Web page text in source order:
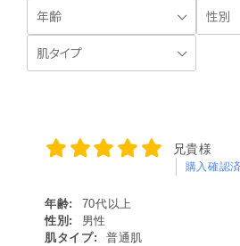
兄貴様
購入確認
年齢:
70代以上
性別:
男性
肌タイプ:
普通肌